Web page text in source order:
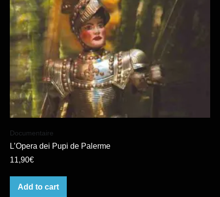
Documentaire
L’Opera dei Pupi de Palerme
11,90€
Add to cart